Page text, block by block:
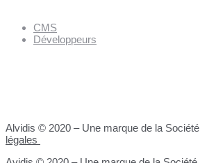
CMS
Développeurs
Alvidis © 2020 – Une marque de la
légales